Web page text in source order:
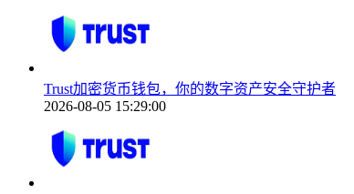
Trust加密货币钱包，你的数字资产安全守护者
2026-08-05 15:29:00